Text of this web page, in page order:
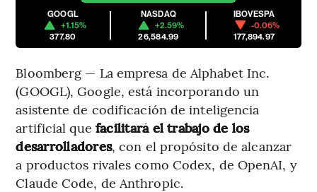
GOOGL
+1.15%
377.80
NASDAQ
+2.59%
26,584.99
IBOVESPA
-0.06%
177,894.97
Bloomberg — La empresa de Alphabet Inc.
(GOOGL), Google, está incorporando un
asistente de codificación de inteligencia
artificial que facilitará el trabajo de los
desarrolladores, con el propósito de alcanzar
a productos rivales como Codex, de OpenAI, y
Claude Code, de Anthropic.